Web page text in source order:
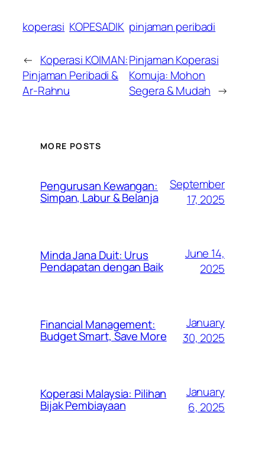
koperasi KOPESADIK pinjaman peribadi
← Koperasi KOIMAN:
Pinjaman Peribadi &
Ar-Rahnu
Pinjaman Koperasi
Komuja: Mohon
Segera & Mudah →
MORE POSTS
Pengurusan Kewangan:
Simpan, Labur & Belanja
September
17, 2025
Minda Jana Duit: Urus
Pendapatan dengan Baik
June 14,
2025
Financial Management:
Budget Smart, Save More
January
30, 2025
Koperasi Malaysia: Pilihan
Bijak Pembiayaan
January
6, 2025